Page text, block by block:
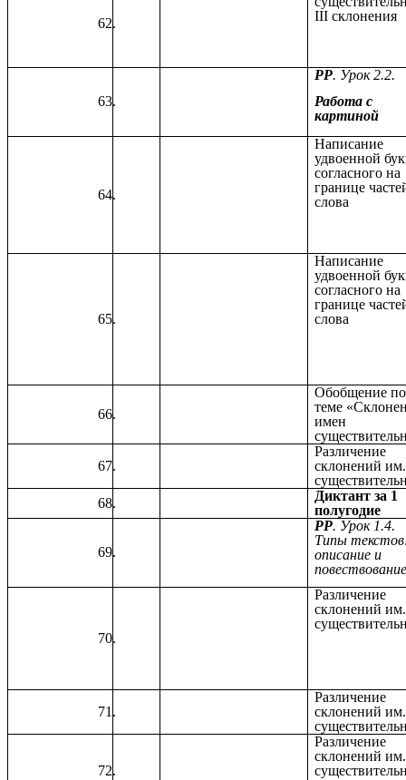
III склонения
РР. Урок 2.2.
Работа с
картиной
Написание
удвоенной
согласного на
границе
слова
Написание
удвоенной
согласного на
границе
слова
Обобщение по
теме
имен
Различение
склонений им.
Диктант за 1
полугодие
РР. Урок 1.4.
Типы
описание и
Различение
склонений им.
Различение
склонений им.
Различение
склонений им.